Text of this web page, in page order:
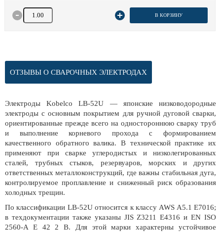
Количество товара В КОРЗИНУ
ОТЗЫВЫ О СВАРОЧНЫХ ЭЛЕКТРОДАХ
Электроды Kobelco LB-52U — японские низководородные
электроды с основным покрытием для ручной дуговой сварки,
ориентированные прежде всего на одностороннюю сварку труб
и выполнение корневого прохода с формированием
качественного обратного валика. В технической практике их
применяют при сварке углеродистых и низколегированных
сталей, трубных стыков, резервуаров, морских и других
ответственных металлоконструкций, где важны стабильная дуга,
контролируемое проплавление и сниженный риск образования
холодных трещин.
По классификации LB-52U относится к классу AWS A5.1 E7016;
в техдокументации также указаны JIS Z3211 E4316 и EN ISO
2560-A E 42 2 B. Для этой марки характерны устойчивое